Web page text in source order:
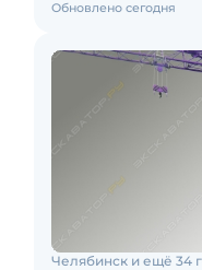
Обновлено сегодня
Челябинск и ещё 34